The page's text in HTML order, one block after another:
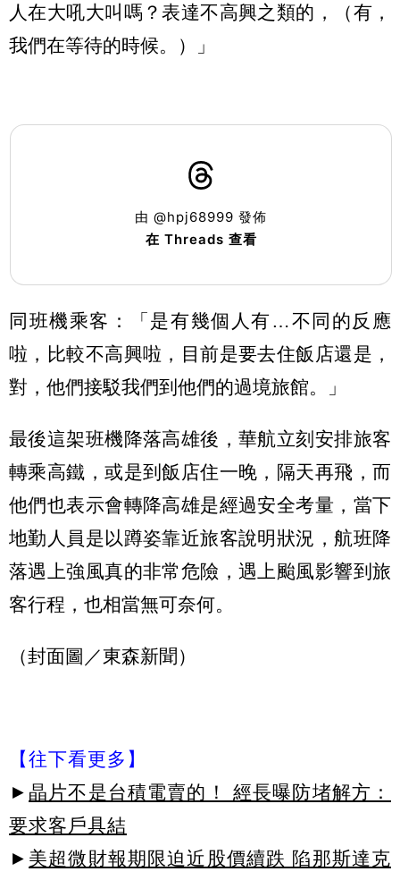
人在大吼大叫嗎？表達不高興之類的，（有，
我們在等待的時候。）」
由 @hpj68999 發佈
在 Threads 查看
同班機乘客：「是有幾個人有…不同的反應
啦，比較不高興啦，目前是要去住飯店還是，
對，他們接駁我們到他們的過境旅館。」
最後這架班機降落高雄後，華航立刻安排旅客
轉乘高鐵，或是到飯店住一晚，隔天再飛，而
他們也表示會轉降高雄是經過安全考量，當下
地勤人員是以蹲姿靠近旅客說明狀況，航班降
落遇上強風真的非常危險，遇上颱風影響到旅
客行程，也相當無可奈何。
（封面圖／東森新聞）
【往下看更多】
► 晶片不是台積電賣的！ 經長曝防堵解方：
要求客戶具結
► 美超微財報期限迫近股價續跌 陷那斯達克